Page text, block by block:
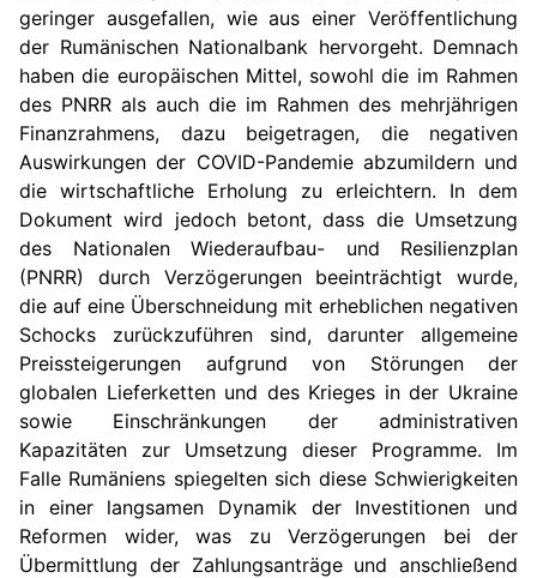
geringer ausgefallen, wie aus einer Veröffentlichung
der Rumänischen Nationalbank hervorgeht. Demnach
haben die europäischen Mittel, sowohl die im Rahmen
des PNRR als auch die im Rahmen des mehrjährigen
Finanzrahmens, dazu beigetragen, die negativen
Auswirkungen der COVID-Pandemie abzumildern und
die wirtschaftliche Erholung zu erleichtern. In dem
Dokument wird jedoch betont, dass die Umsetzung
des Nationalen Wiederaufbau- und Resilienzplan
(PNRR) durch Verzögerungen beeinträchtigt wurde,
die auf eine Überschneidung mit erheblichen negativen
Schocks zurückzuführen sind, darunter allgemeine
Preissteigerungen aufgrund von Störungen der
globalen Lieferketten und des Krieges in der Ukraine
sowie Einschränkungen der administrativen
Kapazitäten zur Umsetzung dieser Programme. Im
Falle Rumäniens spiegelten sich diese Schwierigkeiten
in einer langsamen Dynamik der Investitionen und
Reformen wider, was zu Verzögerungen bei der
Übermittlung der Zahlungsanträge und anschließend